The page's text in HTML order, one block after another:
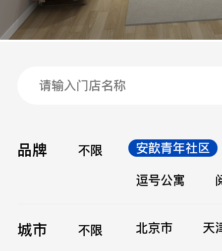
品牌 不限
安歆青年社区
逗号公寓
城市 不限 北京市
天
邮箱
留言
立即提交